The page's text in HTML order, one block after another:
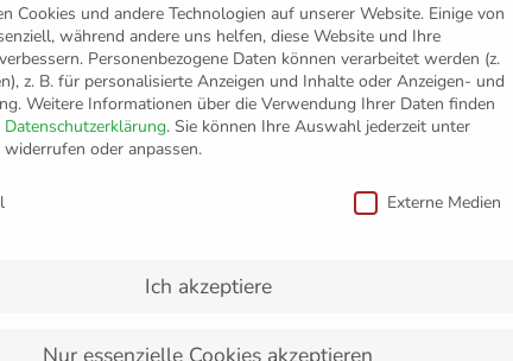
FANSHOP VFB MEDIEN PARTNER
einer Minute
Cookies und andere Technologien auf unserer Website. Einige von
während andere uns helfen, diese Website und Ihre
Personenbezogene Daten können verarbeitet werden (z.
z. B. für personalisierte Anzeigen und Inhalte oder Anzeigen- und
Weitere Informationen über die Verwendung Ihrer Daten finden
Datenschutzerklärung. Sie können Ihre Auswahl jederzeit unter
widerrufen oder anpassen.
Externe Medien
Ich akzeptiere
Nur essenzielle Cookies akzeptieren